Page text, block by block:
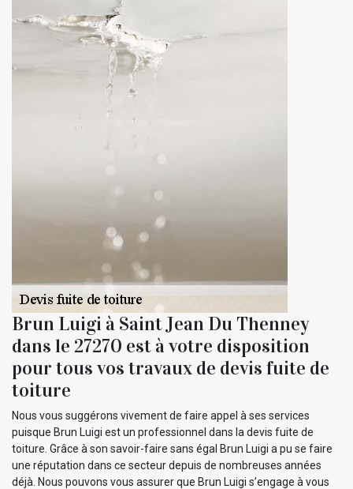
Brun Luigi à Saint Jean Du Thenney
dans le 27270 est à votre disposition
pour tous vos travaux de devis fuite de
toiture
Nous vous suggérons vivement de faire appel à ses services
puisque Brun Luigi est un professionnel dans la devis fuite de
toiture. Grâce à son savoir-faire sans égal Brun Luigi a pu se faire
une réputation dans ce secteur depuis de nombreuses années
déjà. Nous pouvons vous assurer que Brun Luigi s’engage à vous